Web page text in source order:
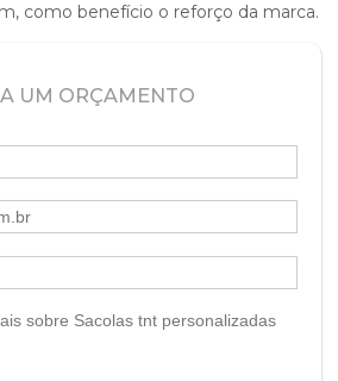
como benefício o reforço da marca.
UM ORÇAMENTO